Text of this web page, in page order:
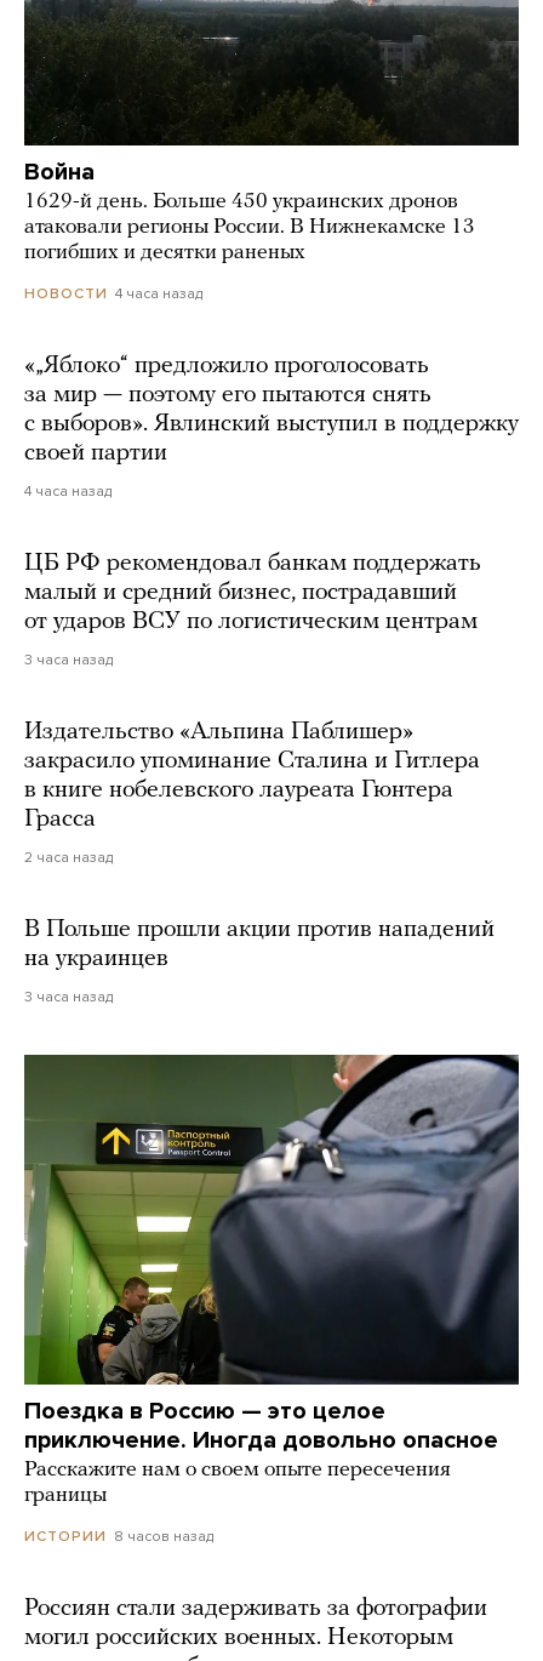
Война
1629-й день. Больше 450 украинских дронов
атаковали регионы России. В Нижнекамске 13
погибших и десятки раненых
НОВОСТИ 4 часа назад
«„Яблоко“ предложило проголосовать
за мир — поэтому его пытаются снять
с выборов». Явлинский выступил в поддержку
своей партии
4 часа назад
ЦБ РФ рекомендовал банкам поддержать
малый и средний бизнес, пострадавший
от ударов ВСУ по логистическим центрам
3 часа назад
Издательство «Альпина Паблишер»
закрасило упоминание Сталина и Гитлера
в книге нобелевского лауреата Гюнтера
Грасса
2 часа назад
В Польше прошли акции против нападений
на украинцев
3 часа назад
Поездка в Россию — это целое
приключение. Иногда довольно опасное
Расскажите нам о своем опыте пересечения
границы
ИСТОРИИ 8 часов назад
Россиян стали задерживать за фотографии
могил российских военных. Некоторым